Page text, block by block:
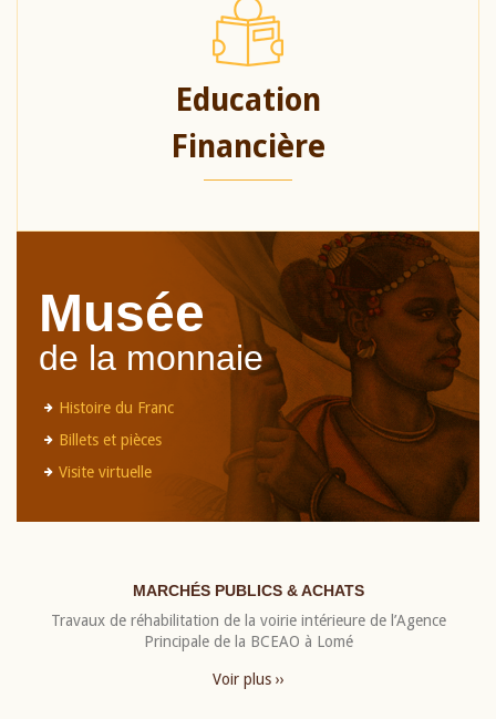
Education
Financière
Musée
de la monnaie
Histoire du Franc
Billets et pièces
Visite virtuelle
MARCHÉS PUBLICS & ACHATS
Travaux de réhabilitation de la voirie intérieure de l’Agence
Principale de la BCEAO à Lomé
Voir plus ››